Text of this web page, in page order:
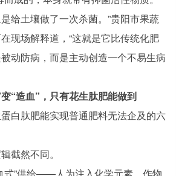
给土壤做了一次杀菌。”贵阳市果蔬
现场解释道，“这就是它比传统化肥
动防病，而是主动创造一个不易生病
“造血”，只有花生肽肥能做到
白肽肥能实现普通肥料无法企及的六
截然不同。
式”供给——人为注入化学元素，作物